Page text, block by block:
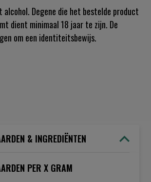
Degene die het bestelde product
dient minimaal 18 jaar te zijn. De
om een identiteitsbewijs.
& INGREDIËNTEN
PER X GRAM